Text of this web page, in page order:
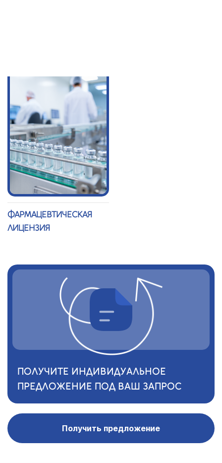
ФАРМАЦЕВТИЧЕСКАЯ
ЛИЦЕНЗИЯ
ПОЛУЧИТЕ ИНДИВИДУАЛЬНОЕ
ПРЕДЛОЖЕНИЕ ПОД ВАШ ЗАПРОС
Получить предложение